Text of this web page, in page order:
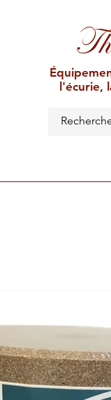
l'écurie,